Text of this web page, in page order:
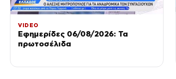
VIDEO
Εφημερίδες 06/08/2026: Τα
πρωτοσέλιδα